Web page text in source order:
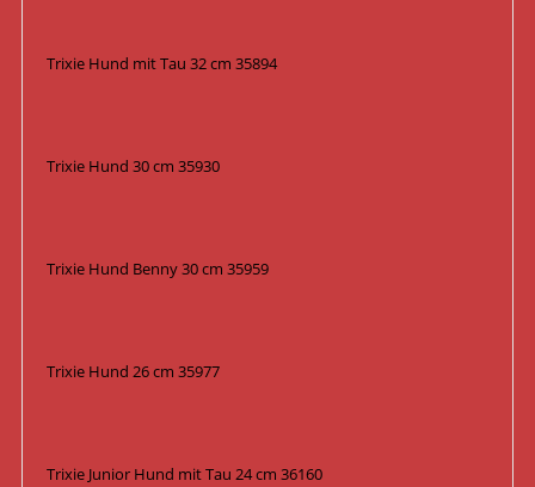
Trixie Hund mit Tau 32 cm 35894
Trixie Hund 30 cm 35930
Trixie Hund Benny 30 cm 35959
Trixie Hund 26 cm 35977
Trixie Junior Hund mit Tau 24 cm 36160